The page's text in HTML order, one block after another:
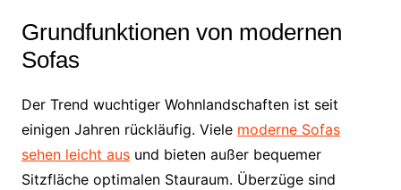
Grundfunktionen von modernen
Sofas
Der Trend wuchtiger Wohnlandschaften ist seit
einigen Jahren rückläufig. Viele moderne Sofas
sehen leicht ausund bieten außer bequemer
Sitzfläche optimalen Stauraum. Überzüge sind